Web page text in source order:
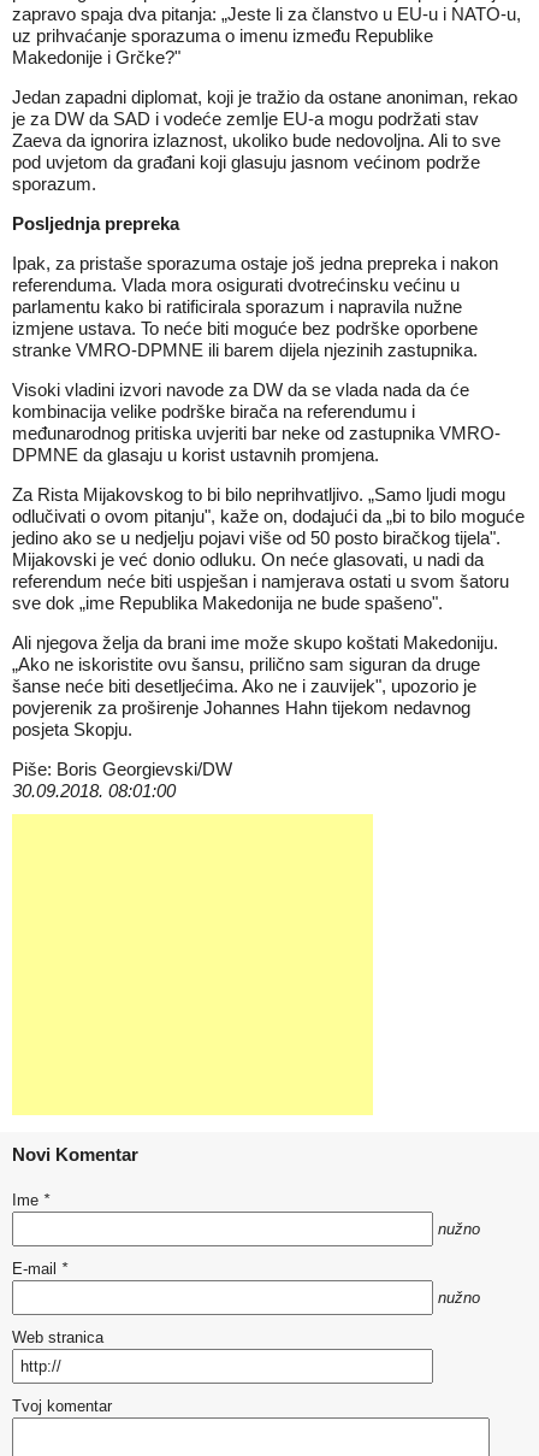
zapravo spaja dva pitanja: „Jeste li za članstvo u EU-u i NATO-u,
uz prihvaćanje sporazuma o imenu između Republike
Makedonije i Grčke?"
Jedan zapadni diplomat, koji je tražio da ostane anoniman, rekao
je za DW da SAD i vodeće zemlje EU-a mogu podržati stav
Zaeva da ignorira izlaznost, ukoliko bude nedovoljna. Ali to sve
pod uvjetom da građani koji glasuju jasnom većinom podrže
sporazum.
Posljednja prepreka
Ipak, za pristaše sporazuma ostaje još jedna prepreka i nakon
referenduma. Vlada mora osigurati dvotrećinsku većinu u
parlamentu kako bi ratificirala sporazum i napravila nužne
izmjene ustava. To neće biti moguće bez podrške oporbene
stranke VMRO-DPMNE ili barem dijela njezinih zastupnika.
Visoki vladini izvori navode za DW da se vlada nada da će
kombinacija velike podrške birača na referendumu i
međunarodnog pritiska uvjeriti bar neke od zastupnika VMRO-
DPMNE da glasaju u korist ustavnih promjena.
Za Rista Mijakovskog to bi bilo neprihvatljivo. „Samo ljudi mogu
odlučivati o ovom pitanju", kaže on, dodajući da „bi to bilo moguće
jedino ako se u nedjelju pojavi više od 50 posto biračkog tijela".
Mijakovski je već donio odluku. On neće glasovati, u nadi da
referendum neće biti uspješan i namjerava ostati u svom šatoru
sve dok „ime Republika Makedonija ne bude spašeno".
Ali njegova želja da brani ime može skupo koštati Makedoniju.
„Ako ne iskoristite ovu šansu, prilično sam siguran da druge
šanse neće biti desetljećima. Ako ne i zauvijek", upozorio je
povjerenik za proširenje Johannes Hahn tijekom nedavnog
posjeta Skopju.
Piše: Boris Georgievski/DW
30.09.2018. 08:01:00
Novi Komentar
Ime *
nužno
E-mail *
nužno
Web stranica
Tvoj komentar